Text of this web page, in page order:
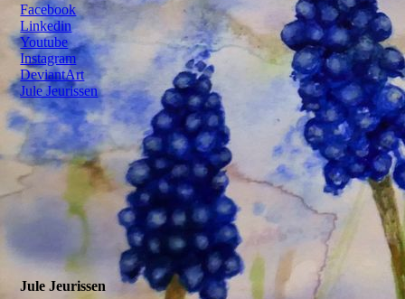
Facebook
Linkedin
Youtube
Instagram
DeviantArt
Jule Jeurissen
Jule Jeurissen